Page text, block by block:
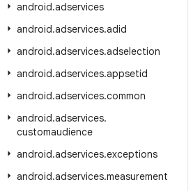
android.adservices
android.adservices.adid
android.adservices.adselection
android.adservices.appsetid
android.adservices.common
android.adservices.
customaudience
android.adservices.exceptions
android.adservices.measurement